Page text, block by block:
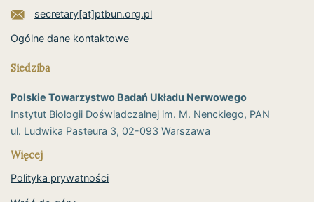
secretary[at]ptbun.org.pl
Ogólne dane kontaktowe
Siedziba
Polskie Towarzystwo Badań Układu Nerwowego
Instytut Biologii Doświadczalnej im. M. Nenckiego, PAN
ul. Ludwika Pasteura 3, 02-093 Warszawa
Więcej
Polityka prywatności